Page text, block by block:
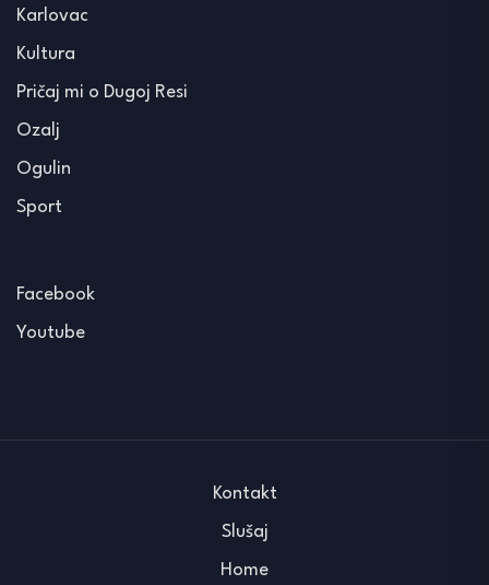
Karlovac
Kultura
Pričaj mi o Dugoj Resi
Ozalj
Ogulin
Sport
Facebook
Youtube
Kontakt
Slušaj
Home